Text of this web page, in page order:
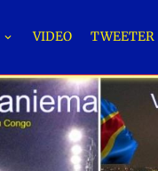
VIDEO TWEETER